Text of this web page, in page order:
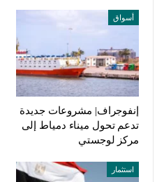
أسواق
إنفوجراف| مشروعات جديدة
تدعم تحول ميناء دمياط إلى
مركز لوجستي
استثمار